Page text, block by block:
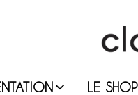
LE SHOP